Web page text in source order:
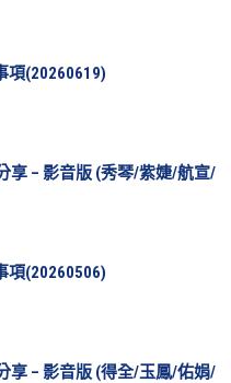
項(20260619)
享 – 影音版 (秀琴/紫婕/航宣/
項(20260506)
享 – 影音版 (得全/玉鳳/佑娟/